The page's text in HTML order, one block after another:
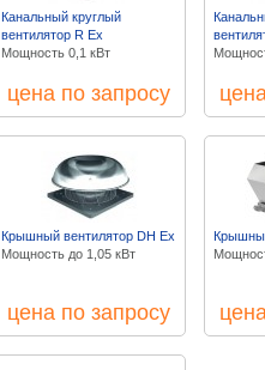
Канальный круглый
вентилятор R Ex
Мощность 0,1 кВт
цена по запросу
Крышный вентилятор DH Ex
Мощность до 1,05 кВт
цена по запросу